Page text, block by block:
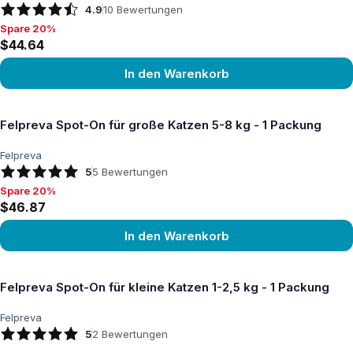
4.910 Bewertungen
Spare 20%, $44.64
Spare 20%
$44.64
In den Warenkorb
Felpreva Spot-On für große Katzen 5-8 kg - 1 Packung
Felpreva
55 Bewertungen
Spare 20%, $46.87
Spare 20%
$46.87
In den Warenkorb
Felpreva Spot-On für kleine Katzen 1-2,5 kg - 1 Packung
Felpreva
52 Bewertungen